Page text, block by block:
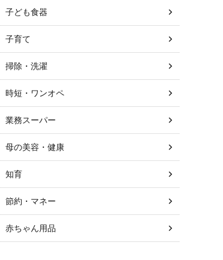
子ども食器
子育て
掃除・洗濯
時短・ワンオペ
業務スーパー
母の美容・健康
知育
節約・マネー
赤ちゃん用品